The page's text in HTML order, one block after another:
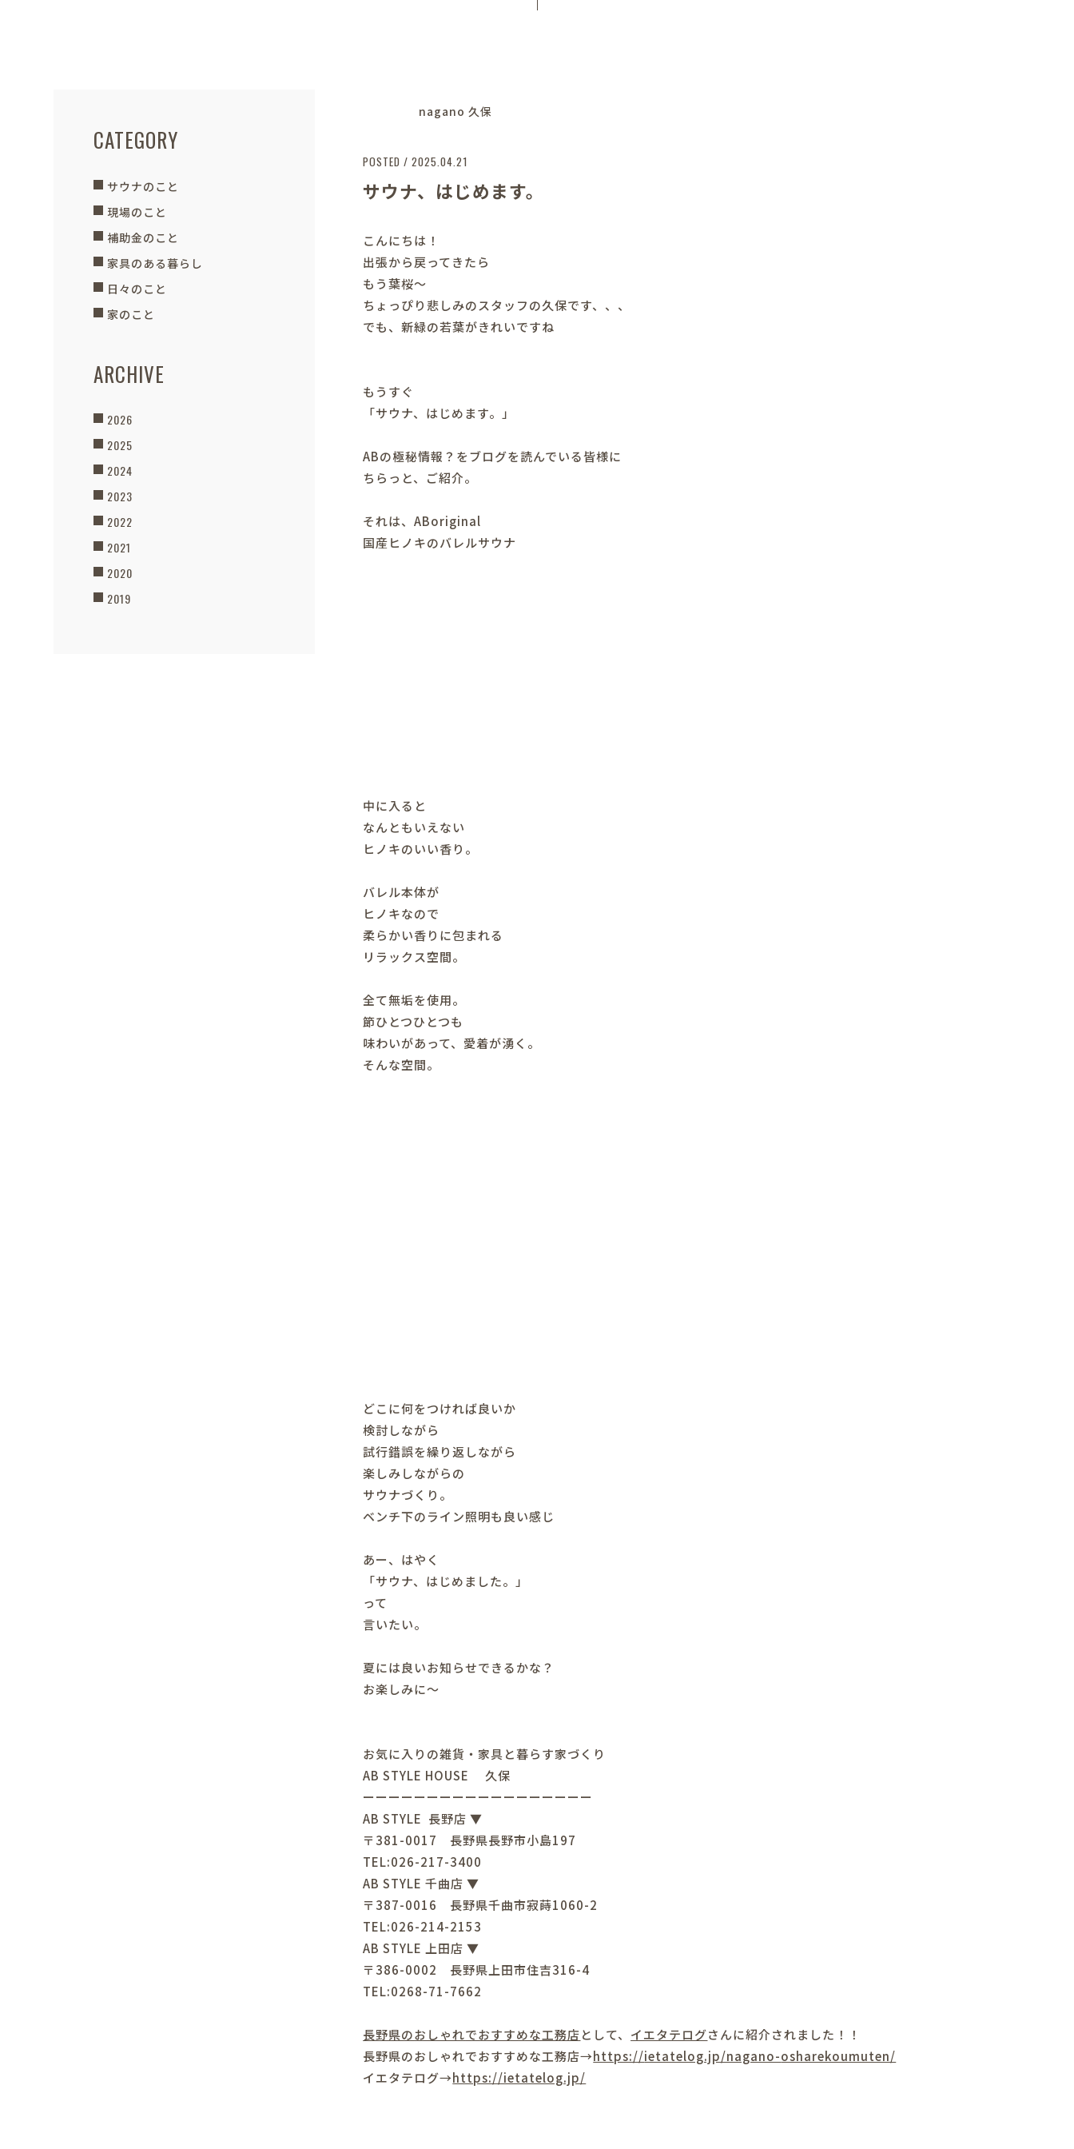
nagano 久保
POSTED / 2025.04.21
サウナ、はじめます。
こんにちは！
出張から戻ってきたら
もう葉桜～
ちょっぴり悲しみのスタッフの久保です、、、
でも、新緑の若葉がきれいですね
もうすぐ
「サウナ、はじめます。」
ABの極秘情報？をブログを読んでいる皆様に
ちらっと、ご紹介。
それは、ABoriginal
国産ヒノキのバレルサウナ
中に入ると
なんともいえない
ヒノキのいい香り。
バレル本体が
ヒノキなので
柔らかい香りに包まれる
リラックス空間。
全て無垢を使用。
節ひとつひとつも
味わいがあって、愛着が湧く。
そんな空間。
どこに何をつければ良いか
検討しながら
試行錯誤を繰り返しながら
楽しみしながらの
サウナづくり。
ベンチ下のライン照明も良い感じ
あー、はやく
「サウナ、はじめました。」
って
言いたい。
夏には良いお知らせできるかな？
お楽しみに～
お気に入りの雑貨・家具と暮らす家づくり
AB STYLE HOUSE 久保
ーーーーーーーーーーーーーーーーーー
AB STYLE 長野店 ▼
〒381-0017 長野県長野市小島197
TEL:026-217-3400
AB STYLE 千曲店 ▼
〒387-0016 長野県千曲市寂蒔1060-2
TEL:026-214-2153
AB STYLE 上田店 ▼
〒386-0002 長野県上田市住吉316-4
TEL:0268-71-7662
長野県のおしゃれでおすすめな工務店として、 イエタテログさんに紹介されました！！
長野県のおしゃれでおすすめな工務店→https://ietatelog.jp/nagano-osharekoumuten/
イエタテログ→https://ietatelog.jp/
CATEGORY
サウナのこと
現場のこと
補助金のこと
家具のある暮らし
日々のこと
家のこと
ARCHIVE
2026
2025
2024
2023
2022
2021
2020
2019